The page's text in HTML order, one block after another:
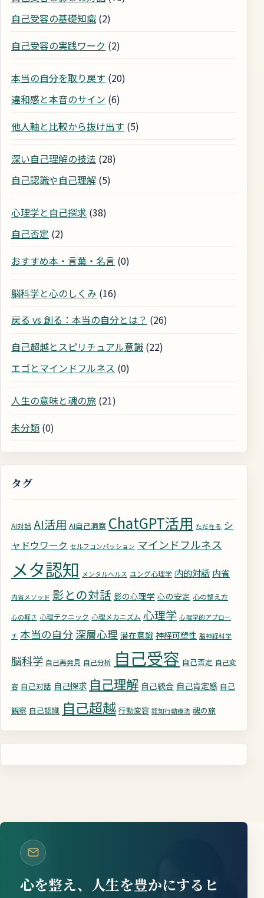
自己受容の基礎知識 (2)
自己受容の実践ワーク (2)
本当の自分を取り戻す (20)
違和感と本音のサイン (6)
他人軸と比較から抜け出す (5)
深い自己理解の技法 (28)
自己認識や自己理解 (5)
心理学と自己探求 (38)
自己否定 (2)
おすすめ本・言葉・名言 (0)
脳科学と心のしくみ (16)
戻る vs 創る：本当の自分とは？ (26)
自己超越とスピリチュアル意識 (22)
エゴとマインドフルネス (0)
人生の意味と魂の旅 (21)
未分類 (0)
タグ
AI対話 AI活用 AI自己洞察 ChatGPT活用 ただ在る シ
ャドウワーク セルフコンパッション マインドフルネス
メタ認知 メンタルヘルス ユング心理学 内的対話 内省
内省メソッド 影との対話 影の心理学 心の安定 心の整え方
心の軽さ 心理テクニック 心理メカニズム 心理学 心理学的アプロー
チ 本当の自分 深層心理 潜在意識 神経可塑性 脳神経科学
脳科学 自己再発見 自己分析 自己受容 自己否定 自己変
容 自己対話 自己探求 自己理解 自己統合 自己肯定感 自己
観察 自己認識 自己超越 行動変容 認知行動療法 魂の旅
心を整え、人生を豊かにするヒ